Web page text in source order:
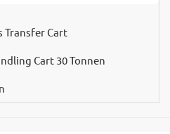
Transfer Cart
Cart 30 Tonnen